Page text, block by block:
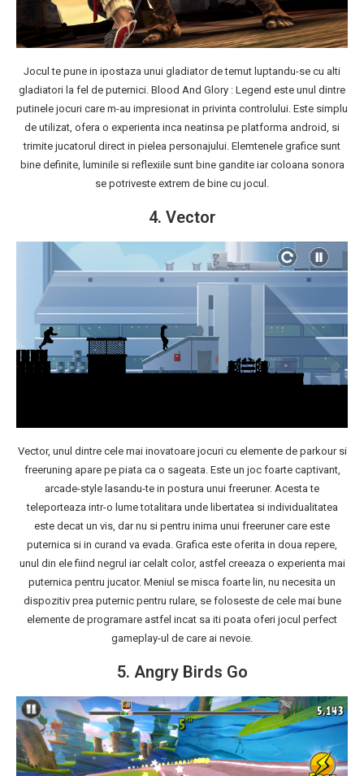
Jocul te pune in ipostaza unui gladiator de temut luptandu-se cu alti
gladiatori la fel de puternici. Blood And Glory : Legend este unul dintre
putinele jocuri care m-au impresionat in privinta controlului. Este simplu
de utilizat, ofera o experienta inca neatinsa pe platforma android, si
trimite jucatorul direct in pielea personajului. Elemtenele grafice sunt
bine definite, luminile si reflexiile sunt bine gandite iar coloana sonora
se potriveste extrem de bine cu jocul.
4. Vector
Vector, unul dintre cele mai inovatoare jocuri cu elemente de parkour si
freeruning apare pe piata ca o sageata. Este un joc foarte captivant,
arcade-style lasandu-te in postura unui freeruner. Acesta te
teleporteaza intr-o lume totalitara unde libertatea si individualitatea
este decat un vis, dar nu si pentru inima unui freeruner care este
puternica si in curand va evada. Grafica este oferita in doua repere,
unul din ele fiind negrul iar celalt color, astfel creeaza o experienta mai
puternica pentru jucator. Meniul se misca foarte lin, nu necesita un
dispozitiv prea puternic pentru rulare, se foloseste de cele mai bune
elemente de programare astfel incat sa iti poata oferi jocul perfect
gameplay-ul de care ai nevoie.
5. Angry Birds Go